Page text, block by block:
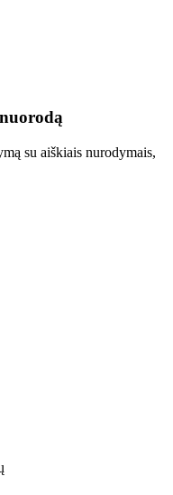
su aiškiais nurodymais,